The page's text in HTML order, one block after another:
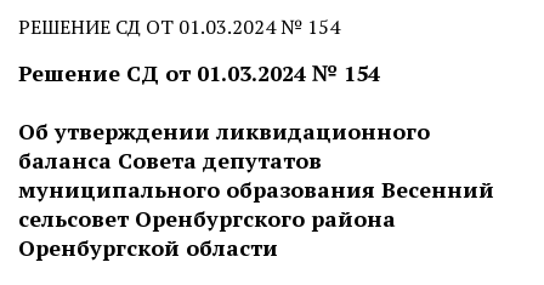
РЕШЕНИЕ СД ОТ 01.03.2024 № 154
Решение СД от 01.03.2024 № 154
Об утверждении ликвидационного
баланса Совета депутатов
муниципального образования Весенний
сельсовет Оренбургского района
Оренбургской области